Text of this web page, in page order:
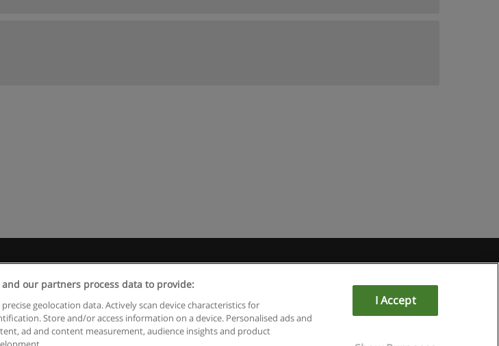
- CIF : B-95610580: -www.educaedu-turkiye.com
and our partners process data to provide:
precise geolocation data. Actively scan device characteristics for
Store and/or access information on a device. Personalised ads and
ad and content measurement, audience insights and product
I Accept